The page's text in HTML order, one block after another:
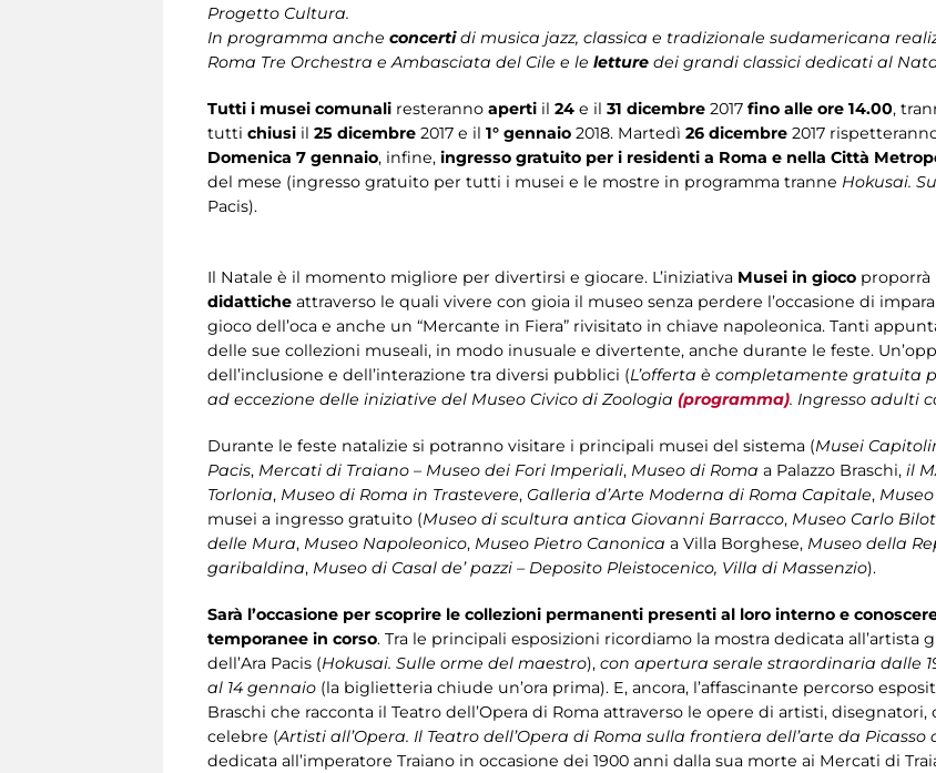
Progetto Cultura.
In programma anche concertidi musica jazz, classica e tradizionale sudamericana
Roma Tre Orchestra e Ambasciata del Cile e le letture dei grandi classici dedicati al
Tutti i musei comunali resteranno aperti il 24 e il 31 dicembre 2017 fino alle ore 14.00,
tutti chiusi il 25 dicembre 2017 e il 1° gennaio 2018. Martedì 26 dicembre 2017
Domenica 7 gennaio, infine, ingresso gratuito per i residenti a Roma e nella Città
del mese (ingresso gratuito per tutti i musei e le mostre in programma tranne Hokusai.
Pacis).
Il Natale è il momento migliore per divertirsi e giocare. L’iniziativa Musei in gioco proporrà
didattiche attraverso le quali vivere con gioia il museo senza perdere l’occasione di
gioco dell’oca e anche un “Mercante in Fiera” rivisitato in chiave napoleonica. Tanti
delle sue collezioni museali, in modo inusuale e divertente, anche durante le feste.
dell’inclusione e dell’interazione tra diversi pubblici (L’offerta è completamente gratuita
ad eccezione delle iniziative del Museo Civico di Zoologia (programma). Ingresso adulti
Durante le feste natalizie si potranno visitare i principali musei del sistema (Musei
Pacis, Mercati di Traiano – Museo dei Fori Imperiali, Museo di Roma a Palazzo Braschi, il
Torlonia, Museo di Roma in Trastevere, Galleria d’Arte Moderna di Roma Capitale,
musei a ingresso gratuito (Museo di scultura antica Giovanni Barracco, Museo Carlo
delle Mura, Museo Napoleonico, Museo Pietro Canonica a Villa Borghese, Museo della
garibaldina, Museo di Casal de’ pazzi – Deposito Pleistocenico, Villa di Massenzio).
Sarà l’occasione per scoprire le collezioni permanenti presenti al loro interno e
temporanee in corso. Tra le principali esposizioni ricordiamo la mostra dedicata all’artista
dell’Ara Pacis (Hokusai. Sulle orme del maestro), con apertura serale straordinaria dalle
al 14 gennaio (la biglietteria chiude un’ora prima). E, ancora, l’affascinante percorso
Braschi che racconta il Teatro dell’Opera di Roma attraverso le opere di artisti,
celebre (Artisti all’Opera. Il Teatro dell’Opera di Roma sulla frontiera dell’arte da Picasso
dedicata all’imperatore Traiano in occasione dei 1900 anni dalla sua morte ai Mercati di